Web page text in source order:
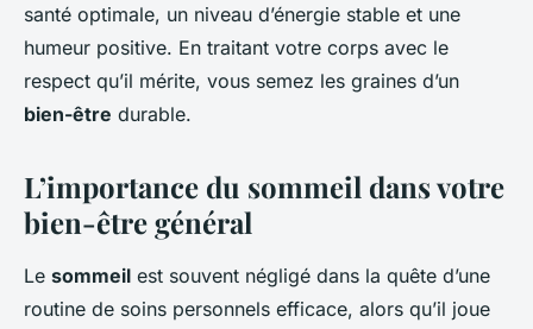
santé optimale, un niveau d’énergie stable et une
humeur positive. En traitant votre corps avec le
respect qu’il mérite, vous semez les graines d’un
bien-être durable.
L’importance du sommeil dans votre
bien-être général
Le sommeil est souvent négligé dans la quête d’une
routine de soins personnels efficace, alors qu’il joue